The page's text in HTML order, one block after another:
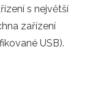
s největší
zařízení
USB).